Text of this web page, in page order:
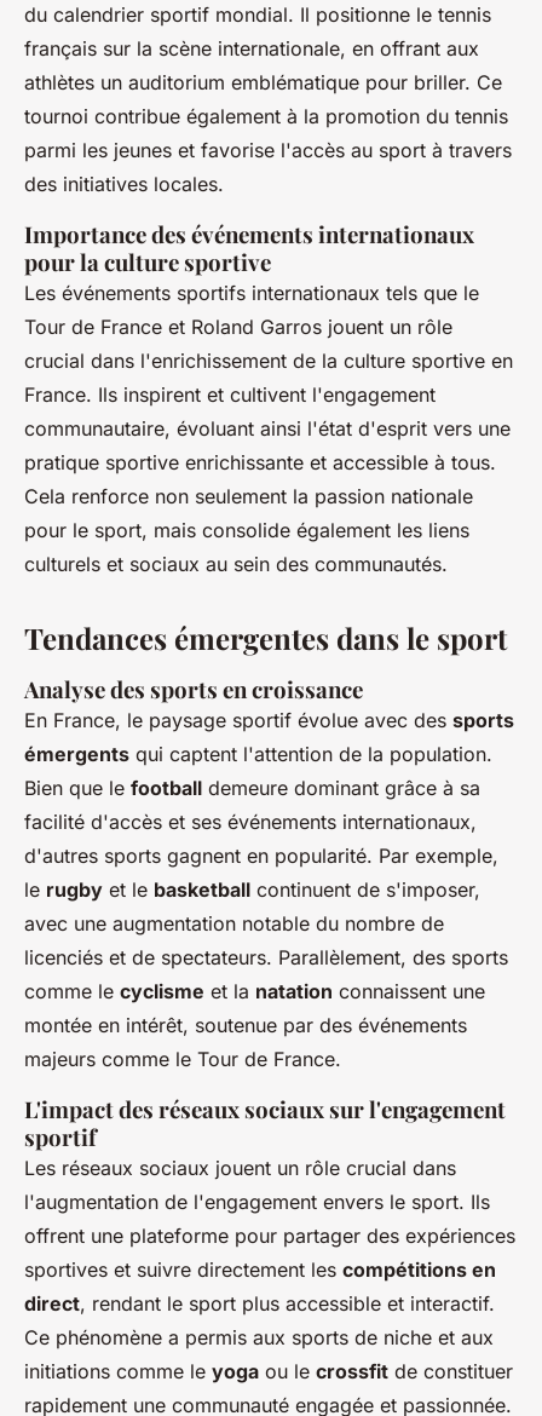
du calendrier sportif mondial. Il positionne le tennis
français sur la scène internationale, en offrant aux
athlètes un auditorium emblématique pour briller. Ce
tournoi contribue également à la promotion du tennis
parmi les jeunes et favorise l'accès au sport à travers
des initiatives locales.
Importance des événements internationaux
pour la culture sportive
Les événements sportifs internationaux tels que le
Tour de France et Roland Garros jouent un rôle
crucial dans l'enrichissement de la culture sportive en
France. Ils inspirent et cultivent l'engagement
communautaire, évoluant ainsi l'état d'esprit vers une
pratique sportive enrichissante et accessible à tous.
Cela renforce non seulement la passion nationale
pour le sport, mais consolide également les liens
culturels et sociaux au sein des communautés.
Tendances émergentes dans le sport
Analyse des sports en croissance
En France, le paysage sportif évolue avec des sports
émergents qui captent l'attention de la population.
Bien que le football demeure dominant grâce à sa
facilité d'accès et ses événements internationaux,
d'autres sports gagnent en popularité. Par exemple,
le rugby et le basketball continuent de s'imposer,
avec une augmentation notable du nombre de
licenciés et de spectateurs. Parallèlement, des sports
comme le cyclisme et la natation connaissent une
montée en intérêt, soutenue par des événements
majeurs comme le Tour de France.
L'impact des réseaux sociaux sur l'engagement
sportif
Les réseaux sociaux jouent un rôle crucial dans
l'augmentation de l'engagement envers le sport. Ils
offrent une plateforme pour partager des expériences
sportives et suivre directement les compétitions en
direct, rendant le sport plus accessible et interactif.
Ce phénomène a permis aux sports de niche et aux
initiations comme le yoga ou le crossfit de constituer
rapidement une communauté engagée et passionnée.